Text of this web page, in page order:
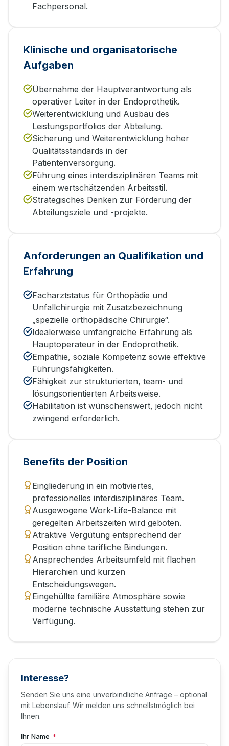
Fachpersonal.
Klinische und organisatorische
Aufgaben
Übernahme der Hauptverantwortung als
operativer Leiter in der Endoprothetik.
Weiterentwicklung und Ausbau des
Leistungsportfolios der Abteilung.
Sicherung und Weiterentwicklung hoher
Qualitätsstandards in der
Patientenversorgung.
Führung eines interdisziplinären Teams mit
einem wertschätzenden Arbeitsstil.
Strategisches Denken zur Förderung der
Abteilungsziele und -projekte.
Anforderungen an Qualifikation und
Erfahrung
Facharztstatus für Orthopädie und
Unfallchirurgie mit Zusatzbezeichnung
„spezielle orthopädische Chirurgie“.
Idealerweise umfangreiche Erfahrung als
Hauptoperateur in der Endoprothetik.
Empathie, soziale Kompetenz sowie effektive
Führungsfähigkeiten.
Fähigkeit zur strukturierten, team- und
lösungsorientierten Arbeitsweise.
Habilitation ist wünschenswert, jedoch nicht
zwingend erforderlich.
Benefits der Position
Eingliederung in ein motiviertes,
professionelles interdisziplinäres Team.
Ausgewogene Work-Life-Balance mit
geregelten Arbeitszeiten wird geboten.
Atraktive Vergütung entsprechend der
Position ohne tarifliche Bindungen.
Ansprechendes Arbeitsumfeld mit flachen
Hierarchien und kurzen
Entscheidungswegen.
Eingehüllte familiäre Atmosphäre sowie
moderne technische Ausstattung stehen zur
Verfügung.
Interesse?
Senden Sie uns eine unverbindliche Anfrage – optional
mit Lebenslauf. Wir melden uns schnellstmöglich bei
Ihnen.
Ihr Name *